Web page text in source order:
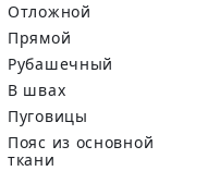
Отложной
Прямой
Рубашечный
В швах
Пуговицы
Пояс из основной
ткани